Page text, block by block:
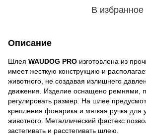
В избранное
Описание
Шлея WAUDOG PRO изготовлена из
имеет жесткую конструкцию и
животного, не создавая излишнего
движения. Изделие оснащено ремнями,
регулировать размер. На шлее
крепления фонарика и мягкая ручка для
животного. Металлический фастекс
застегивать и расстегивать шлею.